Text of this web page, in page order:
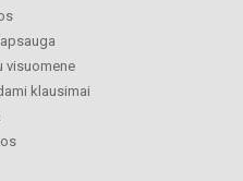
visuomene
klausimai